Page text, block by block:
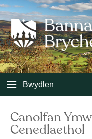
Bwydlen
Canolfan
Cenedlaethol